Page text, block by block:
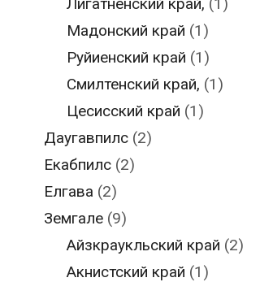
Мадонский край (1)
Руйиенский край (1)
Смилтенский край, (1)
Цесисский край (1)
Даугавпилс(2)
Екабпилс(2)
Елгава (2)
Земгале(9)
Айзкраукльский край (2)
Акнистский край (1)